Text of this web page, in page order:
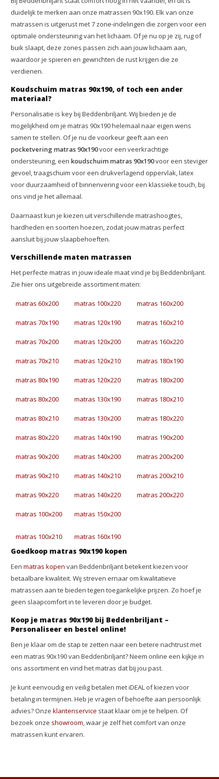
duidelijk te merken aan onze matrassen 90x190. Elk van onze
matrassen is uitgerust met 7 zone-indelingen die zorgen voor een
optimale ondersteuning van het lichaam. Of je nu op je zij, rug of
buik slaapt, deze zones passen zich aan jouw lichaam aan,
waardoor je spieren en gewrichten de rust krijgen die ze
verdienen.
Koudschuim matras 90x190, of toch een ander
materiaal?
Personalisatie is key bij Beddenbriljant. Wij bieden je de
mogelijkheid om je matras 90x190 helemaal naar eigen wens
samen te stellen. Of je nu de voorkeur geeft aan een
pocketvering matras 90x190voor een veerkrachtige
ondersteuning, een koudschuim matras 90x190voor een steviger
gevoel, traagschuim voor een drukverlagend oppervlak, latex
voor duurzaamheid of binnenvering voor een klassieke touch, bij
ons vind je het allemaal.
Daarnaast kun je kiezen uit verschillende matrashoogtes,
hardheden en soorten hoezen, zodat jouw matras perfect
aansluit bij jouw slaapbehoeften.
Verschillende maten matrassen
Het perfecte matras in jouw ideale maat vind je bij Beddenbriljant.
Zie hier ons uitgebreide assortiment maten:
matras 60x200 matras 100x220 matras 160x200
matras 70x190 matras 120x190 matras 160x210
matras 70x200 matras 120x200 matras 160x220
matras 70x210 matras 120x210 matras 180x190
matras 80x190 matras 120x220 matras 180x200
matras 80x200 matras 130x190 matras 180x210
matras 80x210 matras 130x200 matras 180x220
matras 80x220 matras 140x190 matras 190x200
matras 90x200 matras 140x200 matras 200x200
matras 90x210 matras 140x210 matras 200x210
matras 90x220 matras 140x220 matras 200x220
matras 100x200 matras 150x200
matras 100x210 matras 160x190
Goedkoop matras 90x190 kopen
Eenmatras kopen van Beddenbriljant betekent kiezen voor
betaalbare kwaliteit. Wij streven ernaar om kwalitatieve
matrassen aan te bieden tegen toegankelijke prijzen. Zo hoef je
geen slaapcomfort in te leveren door je budget.
Koop je matras 90x190 bij Beddenbriljant –
Personaliseer en bestel online!
Ben je klaar om de stap te zetten naar een betere nachtrust met
een matras 90x190 van Beddenbriljant? Neem online een kijkje in
ons assortiment en vind het matras dat bij jou past.
Je kunt eenvoudig en veilig betalen met iDEAL of kiezen voor
betaling in termijnen. Heb je vragen of behoefte aan persoonlijk
advies? Onzeklantenservice staat klaar om je te helpen. Of
bezoek onze showroom, waar je zelf het comfort van onze
matrassen kunt ervaren.